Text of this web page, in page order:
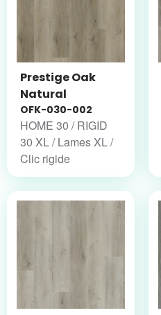
Prestige Oak
Natural
OFK-030-002
HOME 30 / RIGID
30 XL / Lames XL /
Clic rigide